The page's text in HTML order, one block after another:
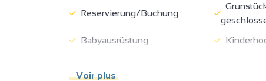
Reservierung/Buchung
Babyausrüstung
Voir plus
2